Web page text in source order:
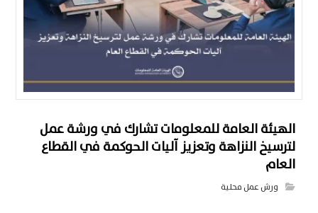
الهيئة العامة للمعلومات تشارك في ورشة عمل
لترسيخ النزاهة وتعزيز آليات الحوكمة في القطاع
العام
ورش عمل محلية